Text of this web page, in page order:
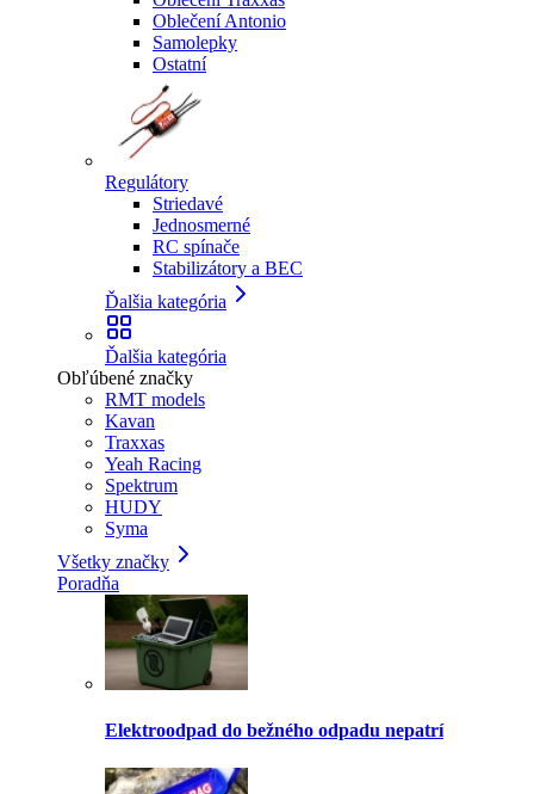
Oblečení Antonio
Samolepky
Ostatní
Regulátory
Striedavé
Jednosmerné
RC spínače
Stabilizátory a BEC
Ďalšia kategória
Ďalšia kategória
Obľúbené značky
RMT models
Kavan
Traxxas
Yeah Racing
Spektrum
HUDY
Syma
Všetky značky
Poradňa
Elektroodpad do bežného odpadu nepatrí